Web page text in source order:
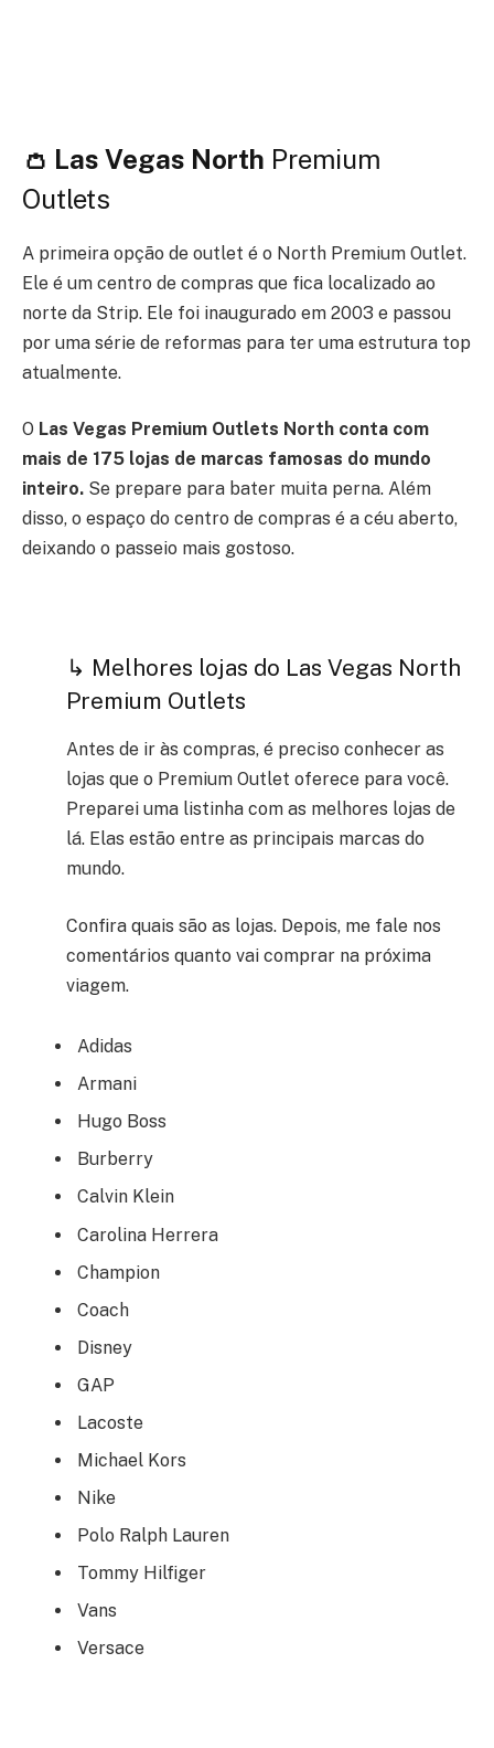
👛 Las Vegas North Premium
Outlets
A primeira opção de outlet é o North Premium Outlet.
Ele é um centro de compras que fica localizado ao
norte da Strip. Ele foi inaugurado em 2003 e passou
por uma série de reformas para ter uma estrutura top
atualmente.
O Las Vegas Premium Outlets North conta com
mais de 175 lojas de marcas famosas do mundo
inteiro. Se prepare para bater muita perna. Além
disso, o espaço do centro de compras é a céu aberto,
deixando o passeio mais gostoso.
↳ Melhores lojas do Las Vegas North
Premium Outlets
Antes de ir às compras, é preciso conhecer as
lojas que o Premium Outlet oferece para você.
Preparei uma listinha com as melhores lojas de
lá. Elas estão entre as principais marcas do
mundo.
Confira quais são as lojas. Depois, me fale nos
comentários quanto vai comprar na próxima
viagem.
Adidas
Armani
Hugo Boss
Burberry
Calvin Klein
Carolina Herrera
Champion
Coach
Disney
GAP
Lacoste
Michael Kors
Nike
Polo Ralph Lauren
Tommy Hilfiger
Vans
Versace